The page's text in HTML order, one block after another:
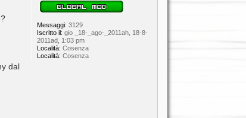
Messaggi: 3129
Iscritto il: gio _18-_ago-_2011ah, 18-8-
2011ad, 1:03 pm
Località: Cosenza
Località: Cosenza
dal